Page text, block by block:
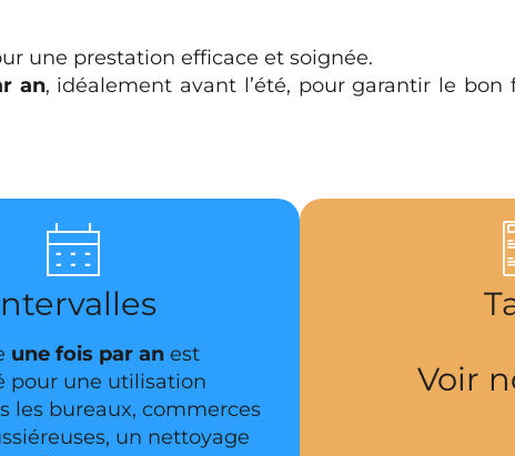
une prestation efficace et soignée.
an, idéalement avant l’été, pour garantir le
une fois par an est
pour une utilisation
les bureaux, commerces
un nettoyage
Voir